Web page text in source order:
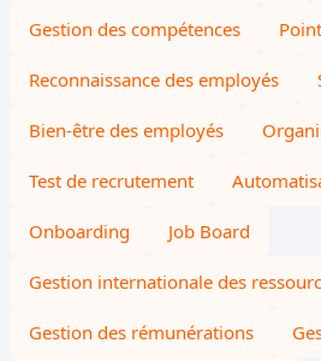
Gestion des compétences
Reconnaissance des employés
Bien-être des employés
Test de recrutement
Onboarding Job Board
Gestion internationale des
Gestion des rémunérations